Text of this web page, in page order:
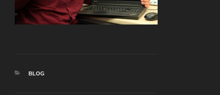
カ
BLOG